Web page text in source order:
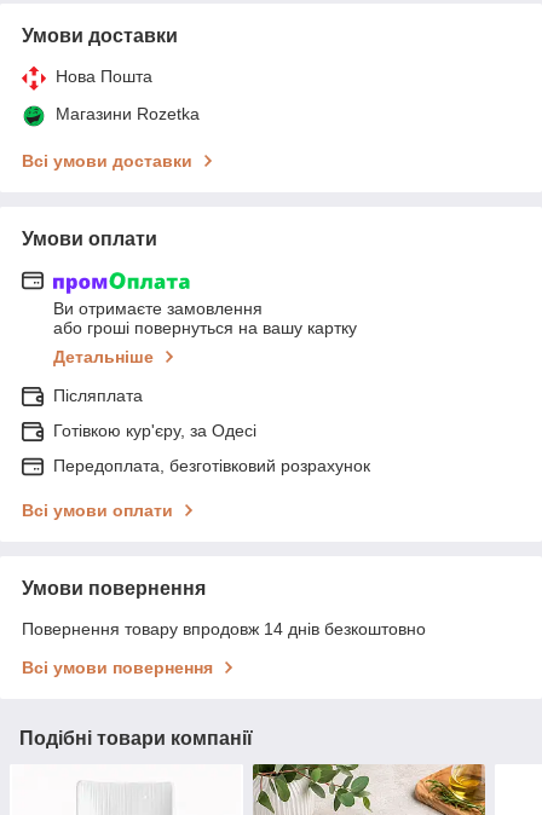
Умови доставки
Нова Пошта
Магазини Rozetka
Всі умови доставки
Умови оплати
Ви отримаєте замовлення
або гроші повернуться на вашу картку
Детальніше
Післяплата
Готівкою кур'єру, за Одесі
Передоплата, безготівковий розрахунок
Всі умови оплати
Умови повернення
Повернення товару впродовж 14 днів безкоштовно
Всі умови повернення
Подібні товари компанії